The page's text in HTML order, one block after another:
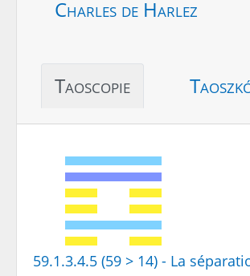
Charles de Harlez
Taoscopie
59.1.3.4.5 (59 > 14) - La